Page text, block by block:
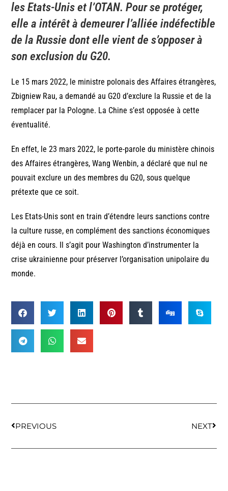
les Etats-Unis et l’OTAN. Pour se protéger,
elle a intérêt à demeurer l’alliée indéfectible
de la Russie dont elle vient de s’opposer à
son exclusion du G20.
Le 15 mars 2022, le ministre polonais des Affaires étrangères,
Zbigniew Rau, a demandé au G20 d’exclure la Russie et de la
remplacer par la Pologne. La Chine s’est opposée à cette
éventualité.
En effet, le 23 mars 2022, le porte-parole du ministère chinois
des Affaires étrangères, Wang Wenbin, a déclaré que nul ne
pouvait exclure un des membres du G20, sous quelque
prétexte que ce soit.
Les Etats-Unis sont en train d’étendre leurs sanctions contre
la culture russe, en complément des sanctions économiques
déjà en cours. Il s’agit pour Washington d’instrumenter la
crise ukrainienne pour préserver l’organisation unipolaire du
monde.
PREVIOUS NEXT